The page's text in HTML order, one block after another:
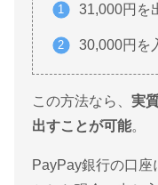
31,000円を
30,000円を
この方法なら、 実
出すことが可能。
PayPay銀行の口座